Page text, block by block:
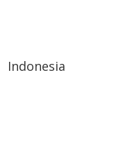
Indonesia